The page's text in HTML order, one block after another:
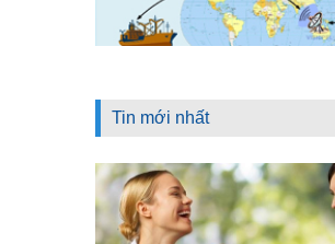
Tin mới nhất